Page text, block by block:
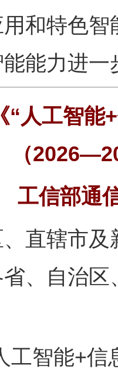
和特色
能力进一
“人工智能
（
工信部通
直辖市
、自治
智能+信